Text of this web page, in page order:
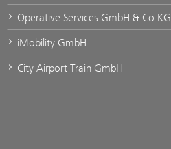
Operative Services GmbH & Co KG
iMobility GmbH
City Airport Train GmbH